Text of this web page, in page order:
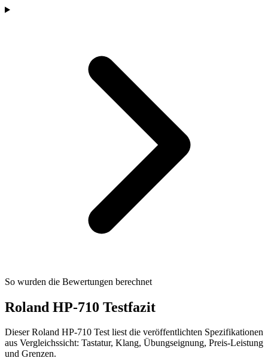
So wurden die Bewertungen berechnet
Roland HP-710 Testfazit
Dieser Roland HP-710 Test liest die veröffentlichten Spezifikationen
aus Vergleichssicht: Tastatur, Klang, Übungseignung, Preis-Leistung
und Grenzen.